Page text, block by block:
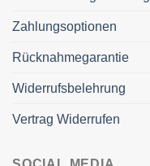
Zahlungsoptionen
Rücknahmegarantie
Widerrufsbelehrung
Vertrag Widerrufen